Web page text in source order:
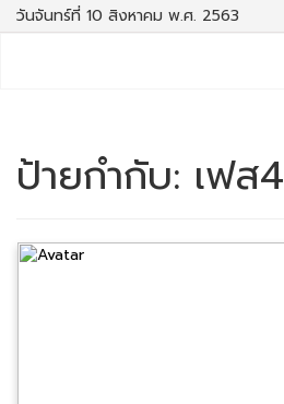
วันจันทร์ที่ 10 สิงหาคม พ.ศ. 2563
ป้ายกำกับ: เฟส4